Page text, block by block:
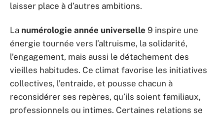
laisser place à d’autres ambitions.
La numérologie année universelle 9 inspire une
énergie tournée vers l’altruisme, la solidarité,
l’engagement, mais aussi le détachement des
vieilles habitudes. Ce climat favorise les initiatives
collectives, l’entraide, et pousse chacun à
reconsidérer ses repères, qu’ils soient familiaux,
professionnels ou intimes. Certaines relations se